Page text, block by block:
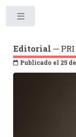
Editorial ─
Publicado el 25